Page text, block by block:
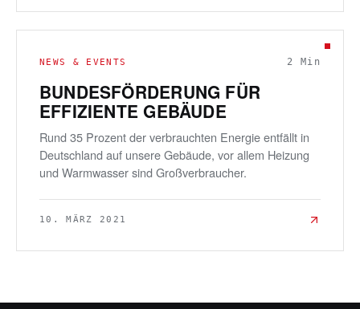
NEWS & EVENTS 2 Min
BUNDESFÖRDERUNG FÜR
EFFIZIENTE GEBÄUDE
Rund 35 Prozent der verbrauchten Energie entfällt in
Deutschland auf unsere Gebäude, vor allem Heizung
und Warmwasser sind Großverbraucher.
10. MÄRZ 2021